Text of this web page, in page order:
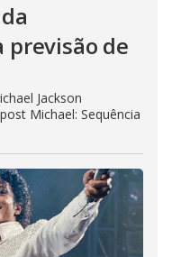
de
Jackson
Michael: Sequência